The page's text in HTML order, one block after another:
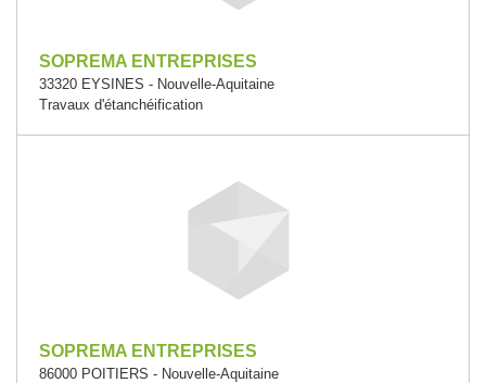
SOPREMA ENTREPRISES
33320 EYSINES - Nouvelle-Aquitaine
Travaux d'étanchéification
SOPREMA ENTREPRISES
86000 POITIERS - Nouvelle-Aquitaine